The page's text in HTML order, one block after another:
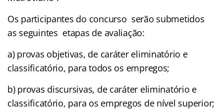
Os participantes do concurso serão submetidos
as seguintes etapas de avaliação:
a) provas objetivas, de caráter eliminatório e
classificatório, para todos os empregos;
b) provas discursivas, de caráter eliminatório e
classificatório, para os empregos de nível superior;